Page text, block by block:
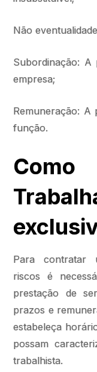
Não
Subordinação: A
empresa;
Remuneração: A
função.
Como
Para contratar
riscos é
prestação de
prazos e
estabeleça
possam
trabalhista.